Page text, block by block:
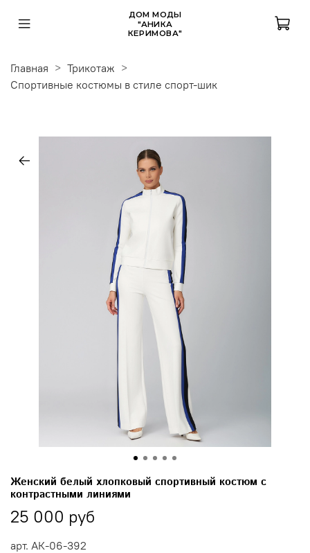
ДОМ МОДЫ
"АНИКА
КЕРИМОВА"
Главная
Трикотаж
Спортивные костюмы в стиле спорт-шик
арт. АК-06-392
Женский белый хлопковый спортивный костюм с
контрастными линиями
25 000 руб